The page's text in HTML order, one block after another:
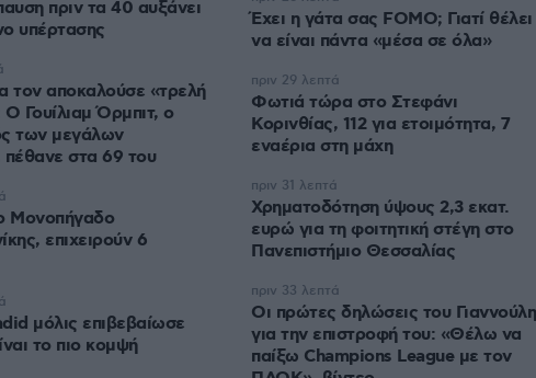
πριν τα 40 αυξάνει
υπέρτασης
τον αποκαλούσε «τρελή
Ο Γουίλιαμ Όρμπιτ, ο
των μεγάλων
πέθανε στα 69 του
Μονοπήγαδο
επιχειρούν 6
μόλις επιβεβαίωσε
το πιο κομψή
Έχει η γάτα σας FOMO; Γιατί θέλει
να είναι πάντα «μέσα σε όλα»
Φωτιά τώρα στο Στεφάνι
Κορινθίας, 112 για ετοιμότητα, 7
εναέρια στη μάχη
πριν 29 λεπτά
Χρηματοδότηση ύψους 2,3 εκατ.
ευρώ για τη φοιτητική στέγη στο
Πανεπιστήμιο Θεσσαλίας
πριν 31 λεπτά
Οι πρώτες δηλώσεις του Γιαννούλη
για την επιστροφή του: «Θέλω να
παίξω Champions League με τον
πριν 33 λεπτά